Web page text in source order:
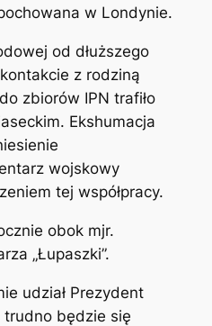
w Londynie.
od dłuższego
z rodziną
zbiorów IPN trafiło
Ekshumacja
wojskowy
tej współpracy.
obok mjr.
„Łupaszki”.
udział Prezydent
trudno będzie się